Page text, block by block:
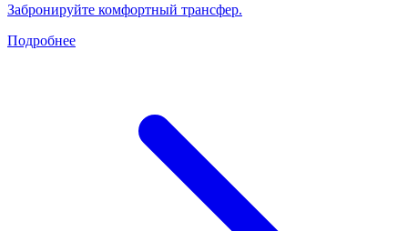
Забронируйте комфортный трансфер.
Подробнее